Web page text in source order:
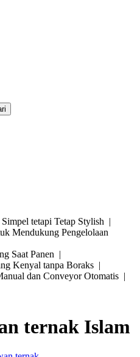
tetapi Tetap Stylish |
Mendukung Pengelolaan
Saat Panen |
Kenyal tanpa Boraks |
dan Conveyor Otomatis |
ternak Islam